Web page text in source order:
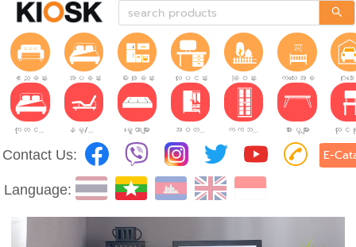
ဧည့်ခန်း အိပ်ခန်း မီးဖိုခန်း လုပ်ငန်းခွင် ခြံဝန်း ကလေးအခန်း ဂိုဒ
ကုတင်များ နိမ့်/မြင့်ချိန်ညှိနိုင်သော ကုတင်များ မွေ့ယာများ အဝတ်အစားဗီဒိုများ ကက်ဘိနက်ဗီဒိုများ စားပွဲများ
Contact Us: E-
Language: